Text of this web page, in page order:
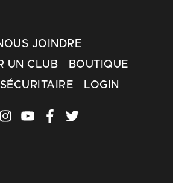
JOINDRE
UN CLUB
BOUTIQUE
LOGIN